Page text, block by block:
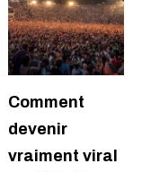
Comment
devenir
vraiment viral